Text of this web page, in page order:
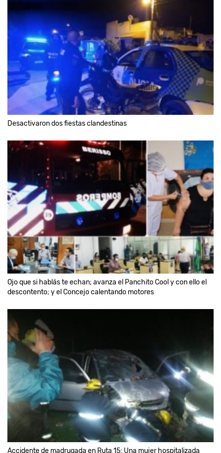
Desactivaron dos fiestas clandestinas
Ojo que si hablás te echan; avanza el Panchito Cool y con ello el
descontento; y el Concejo calentando motores
Accidente de madrugada en Ruta 15: Una mujer hospitalizada